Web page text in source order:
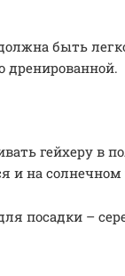
быть
дренированной.
гейхеру в
и на солнечном
посадки –